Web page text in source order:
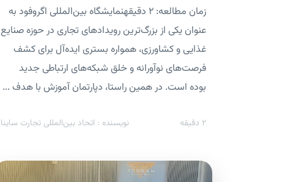
زمان مطالعه: 2 دقیقهنمایشگاه بین‌المللی اگروفود به
عنوان یکی از بزرگ‌ترین رویدادهای تجاری در حوزه صنایع
غذایی و کشاورزی، همواره بستری ایده‌آل برای کشف
فرصت‌های نوآورانه و خلق شبکه‌های ارتباطی جدید
بوده است. در همین راستا، دپارتمان آموزش با هدف ...
2 دقیقه نویسنده : اتحاد بین‌المللی تجارت ساینا